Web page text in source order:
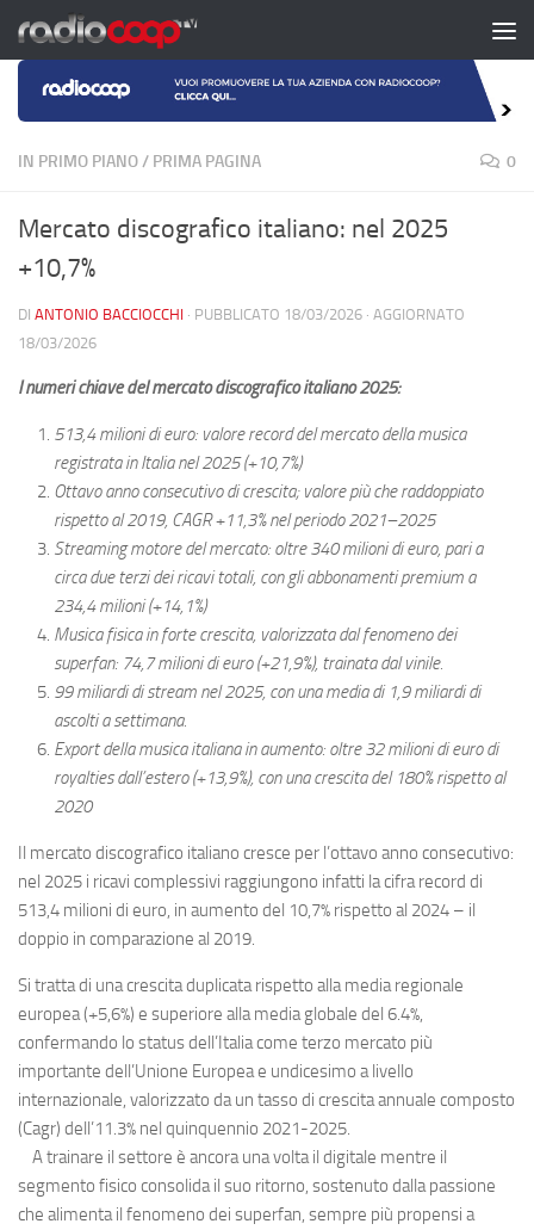
Salta al contenuto
IN PRIMO PIANO/ PRIMA PAGINA 0
Mercato discografico italiano: nel 2025
+10,7%
DI ANTONIO BACCIOCCHI · PUBBLICATO 18/03/2026 · AGGIORNATO
18/03/2026
I numeri chiave del mercato discografico italiano 2025:
513,4 milioni di euro: valore record del mercato della musica
registrata in Italia nel 2025 (+10,7%)
Ottavo anno consecutivo di crescita; valore più che raddoppiato
rispetto al 2019, CAGR +11,3% nel periodo 2021–2025
Streaming motore del mercato: oltre 340 milioni di euro, pari a
circa due terzi dei ricavi totali, con gli abbonamenti premium a
234,4 milioni (+14,1%)
Musica fisica in forte crescita, valorizzata dal fenomeno dei
superfan: 74,7 milioni di euro (+21,9%), trainata dal vinile.
99 miliardi di stream nel 2025, con una media di 1,9 miliardi di
ascolti a settimana.
Export della musica italiana in aumento: oltre 32 milioni di euro di
royalties dall’estero (+13,9%), con una crescita del 180% rispetto al
2020
Il mercato discografico italiano cresce per l’ottavo anno consecutivo:
nel 2025 i ricavi complessivi raggiungono infatti la cifra record di
513,4 milioni di euro, in aumento del 10,7% rispetto al 2024 – il
doppio in comparazione al 2019.
Si tratta di una crescita duplicata rispetto alla media regionale
europea (+5,6%) e superiore alla media globale del 6.4%,
confermando lo status dell’Italia come terzo mercato più
importante dell’Unione Europea e undicesimo a livello
internazionale, valorizzato da un tasso di crescita annuale composto
(Cagr) dell’11.3% nel quinquennio 2021-2025.
A trainare il settore è ancora una volta il digitale mentre il
segmento fisico consolida il suo ritorno, sostenuto dalla passione
che alimenta il fenomeno dei superfan, sempre più propensi a